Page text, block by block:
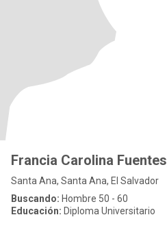
Francia Carolina Fuentes
Santa Ana, Santa Ana, El Salvador
Buscando: Hombre 50 - 60
Educación: Diploma Universitario